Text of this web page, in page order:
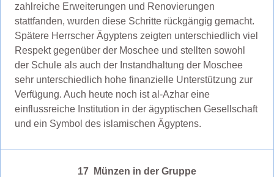
zahlreiche Erweiterungen und Renovierungen
stattfanden, wurden diese Schritte rückgängig gemacht.
Spätere Herrscher Ägyptens zeigten unterschiedlich viel
Respekt gegenüber der Moschee und stellten sowohl
der Schule als auch der Instandhaltung der Moschee
sehr unterschiedlich hohe finanzielle Unterstützung zur
Verfügung. Auch heute noch ist al-Azhar eine
einflussreiche Institution in der ägyptischen Gesellschaft
und ein Symbol des islamischen Ägyptens.
17 Münzen in der Gruppe